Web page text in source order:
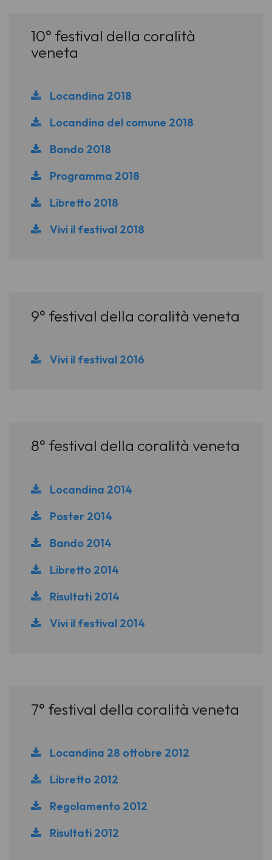
10° festival della coralità
veneta
Locandina 2018
Locandina del comune 2018
Bando 2018
Programma 2018
Libretto 2018
Vivi il festival 2018
9° festival della coralità veneta
Vivi il festival 2016
8° festival della coralità veneta
Locandina 2014
Poster 2014
Bando 2014
Libretto 2014
Risultati 2014
Vivi il festival 2014
7° festival della coralità veneta
Locandina 28 ottobre 2012
Libretto 2012
Regolamento 2012
Risultati 2012